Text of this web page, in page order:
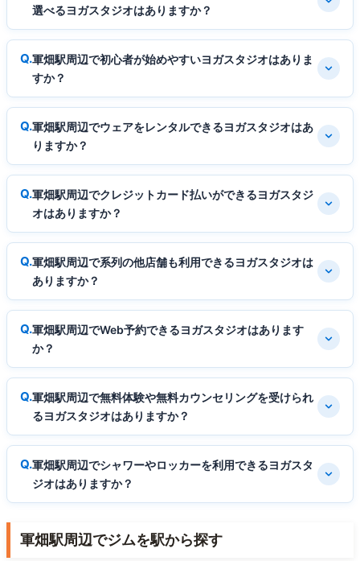
選べるヨガスタジオはありますか？
軍畑駅周辺で初心者が始めやすいヨガスタジオはありま
すか？
軍畑駅周辺でウェアをレンタルできるヨガスタジオはあ
りますか？
軍畑駅周辺でクレジットカード払いができるヨガスタジ
オはありますか？
軍畑駅周辺で系列の他店舗も利用できるヨガスタジオは
ありますか？
軍畑駅周辺でWeb予約できるヨガスタジオはあります
か？
軍畑駅周辺で無料体験や無料カウンセリングを受けられ
るヨガスタジオはありますか？
軍畑駅周辺でシャワーやロッカーを利用できるヨガスタ
ジオはありますか？
軍畑駅周辺でジムを駅から探す